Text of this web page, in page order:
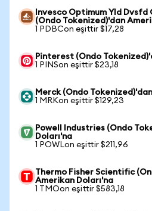
Invesco Optimum Yld Dvsfd
(Ondo Tokenized)'dan
1 PDBCon eşittir $17,28
Pinterest (Ondo
1 PINSon eşittir $23,18
Merck (Ondo
1 MRKon eşittir $129,23
Powell Industries (Ondo
Doları'na
1 POWLon eşittir $211,96
Thermo Fisher Scientific
Amerikan Doları'na
1 TMOon eşittir $583,18